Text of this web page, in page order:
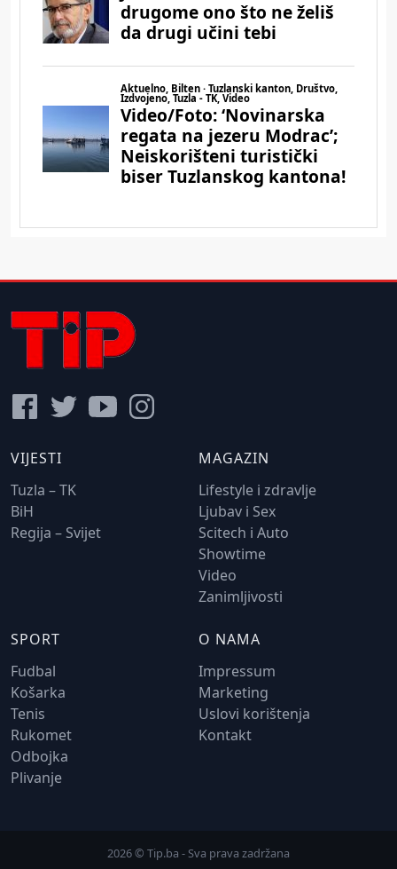
VIJESTI
Tuzla – TK
BiH
Regija – Svijet
MAGAZIN
Lifestyle i zdravlje
Ljubav i Sex
Scitech i Auto
Showtime
Video
Zanimljivosti
SPORT
Fudbal
Košarka
Tenis
Rukomet
Odbojka
Plivanje
O NAMA
Impressum
Marketing
Uslovi korištenja
Kontakt
2026 © Tip.ba - Sva prava zadržana